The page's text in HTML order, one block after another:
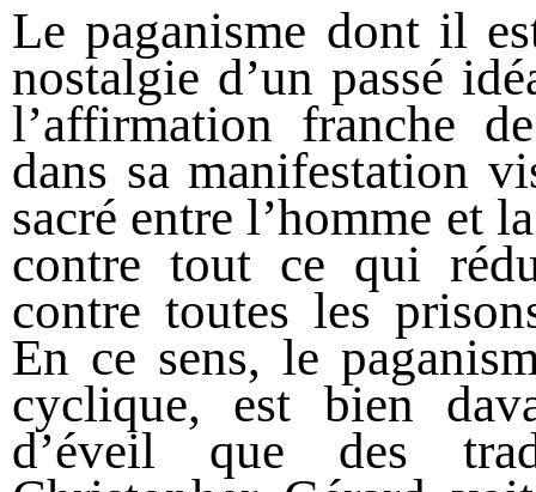
Le paganisme dont il
nostalgie d’un passé
l’affirmation franche
dans sa manifestation
sacré entre l’homme et
contre tout ce qui
contre toutes les
En ce sens, le
cyclique, est bien
d’éveil que des